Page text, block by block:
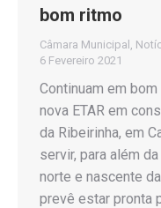
bom ritmo
Câmara Municipal
6 Fevereiro 2021
Continuam em
nova ETAR em
da Ribeirinha, em
servir, para além
norte e nascente
prevê estar pronta